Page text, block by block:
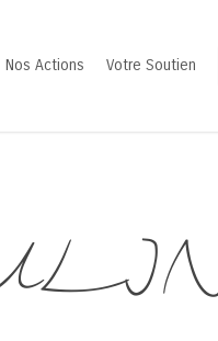
Nos Actions Votre Soutien